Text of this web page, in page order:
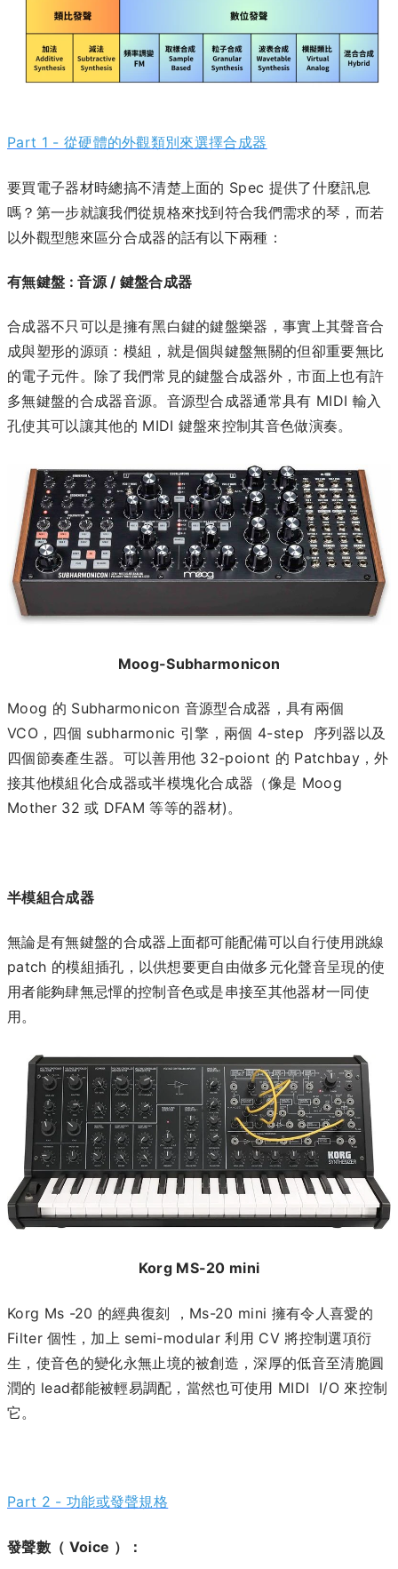
Part 1 - 從硬體的外觀類別來選擇合成器
要買電子器材時總搞不清楚上面的 Spec 提供了什麼訊息
嗎？第一步就讓我們從規格來找到符合我們需求的琴，而若
以外觀型態來區分合成器的話有以下兩種：
有無鍵盤 : 音源 / 鍵盤合成器
合成器不只可以是擁有黑白鍵的鍵盤樂器，事實上其聲音合
成與塑形的源頭：模組，就是個與鍵盤無關的但卻重要無比
的電子元件。除了我們常見的鍵盤合成器外，市面上也有許
多無鍵盤的合成器音源。音源型合成器通常具有 MIDI 輸入
孔使其可以讓其他的 MIDI 鍵盤來控制其音色做演奏。
Moog-Subharmonicon
Moog 的 Subharmonicon 音源型合成器，具有兩個
VCO，四個 subharmonic 引擎，兩個 4-step 序列器以及
四個節奏產生器。可以善用他 32-poiont 的 Patchbay，外
接其他模組化合成器或半模塊化合成器（像是 Moog
Mother 32 或 DFAM 等等的器材)。
半模組合成器
無論是有無鍵盤的合成器上面都可能配備可以自行使用跳線
patch 的模組插孔，以供想要更自由做多元化聲音呈現的使
用者能夠肆無忌憚的控制音色或是串接至其他器材一同使
用。
Korg MS-20 mini
Korg Ms -20 的經典復刻 ，Ms-20 mini 擁有令人喜愛的
Filter 個性，加上 semi-modular 利用 CV 將控制選項衍
生，使音色的變化永無止境的被創造，深厚的低音至清脆圓
潤的 lead都能被輕易調配，當然也可使用 MIDI I/O 來控制
它。
Part 2 - 功能或發聲規格
發聲數（ Voice ）：